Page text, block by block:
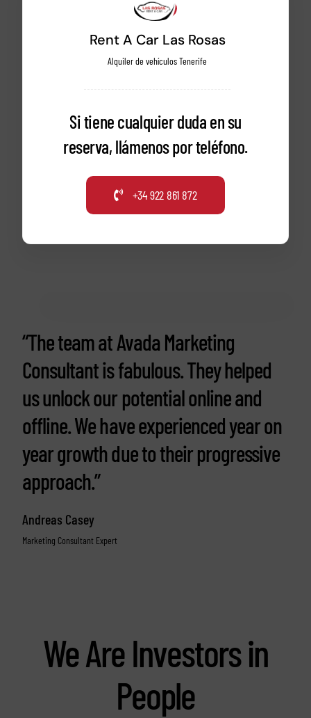
Rent A Car Las Rosas
Alquiler de vehículos Tenerife
Si tiene cualquier duda en su
reserva, llámenos por teléfono.
+34 922 861 872
“The team at Avada Marketing
Consultant is fabulous. They helped
us unlock our potential online and
offline. We have experienced year on
year growth due to their progressive
approach.”
Andreas Casey
Marketing Consultant Expert
We Are Investors in
People